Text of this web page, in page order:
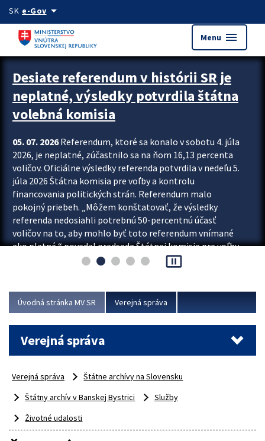
Preskocit na hlavný obsah
SK e-Govarrow_drop_down
Menu menu
Zastavit automatický posun upútavok
Desiate referendum v histórii SR je
neplatné, výsledky potvrdila štátna
volebná komisia
05. 07. 2026Referendum, ktoré sa konalo v sobotu 4. júla
2026, je neplatné, zúčastnilo sa na ňom 16,13 percenta
voličov. Oficiálne výsledky referenda potvrdila v nedeľu 5.
júla 2026 Štátna komisia pre voľby a kontrolu
financovania politických strán. Referendum malo
pokojný priebeh. „Môžem konštatovať, že výsledky
referenda nedosiahli potrebnú 50-percentnú účasť
voličov na to, aby mohlo byť toto referendum vnímané
ako platné,“ povedal predseda Štátnej komisie pre voľby
a kontrolu financovania politických...
pause_presentation
Úvodná stránka MV SR Verejná správa
Verejná správa
Verejná správa
Štátne archívy na Slovensku
Štátny archív v Banskej Bystrici
Služby
Životné udalosti